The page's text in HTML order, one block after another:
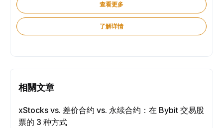
查看更多
了解详情
相關文章
xStocks vs. 差价合约 vs. 永续合约：在 Bybit 交易股
票的 3 种方式